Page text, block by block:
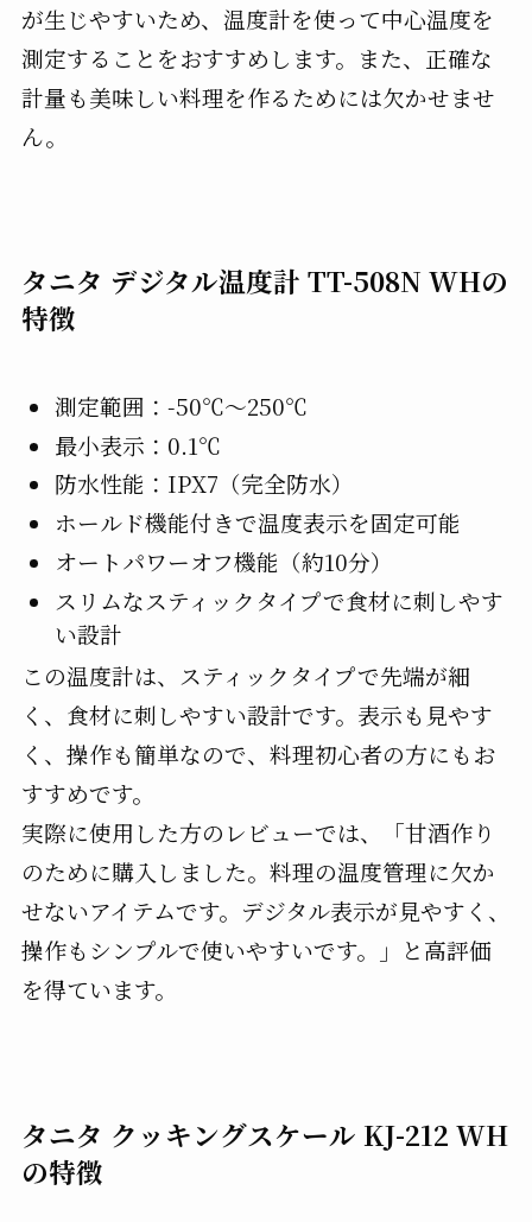
が生じやすいため、温度計を使って中心温度を
測定することをおすすめします。また、正確な
計量も美味しい料理を作るためには欠かせませ
ん。
タニタ デジタル温度計 TT-508N WHの
特徴
測定範囲：-50℃～250℃
最小表示：0.1℃
防水性能：IPX7（完全防水）
ホールド機能付きで温度表示を固定可能
オートパワーオフ機能（約10分）
スリムなスティックタイプで食材に刺しやす
い設計
この温度計は、スティックタイプで先端が細
く、食材に刺しやすい設計です。表示も見やす
く、操作も簡単なので、料理初心者の方にもお
すすめです。
実際に使用した方のレビューでは、「甘酒作り
のために購入しました。料理の温度管理に欠か
せないアイテムです。デジタル表示が見やすく、
操作もシンプルで使いやすいです。」と高評価
を得ています。
タニタ クッキングスケール KJ-212 WH
の特徴